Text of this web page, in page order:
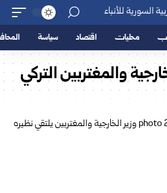
محليات اقتصاد سياسة
والمغتربين التركي